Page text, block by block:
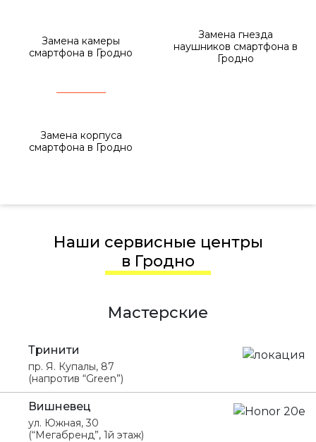
Замена камеры
смартфона в Гродно
Замена гнезда
наушников смартфона в
Гродно
Замена корпуса
смартфона в Гродно
Наши сервисные центры
в Гродно
Мастерские
Тринити
пр. Я. Купалы, 87
(напротив “Green”)
Вишневец
ул. Южная, 30
(“Мегабренд”, 1й этаж)